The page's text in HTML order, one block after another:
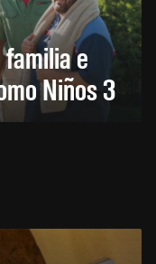
e
Niños 3